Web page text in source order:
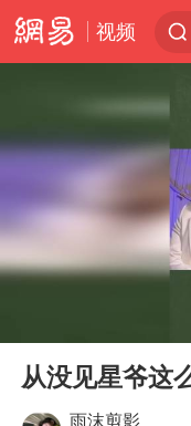
视频
Play
从没见星爷这
雨沫剪影